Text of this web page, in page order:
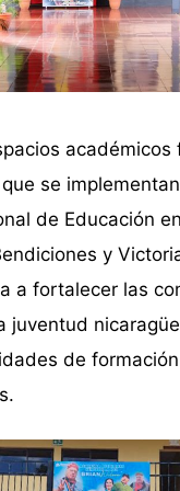
académicos
se
de Educación
y
a fortalecer las
juventud
de